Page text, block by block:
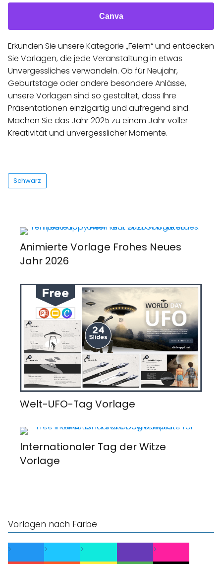
Canva
Erkunden Sie unsere Kategorie „Feiern“ und entdecken
Sie Vorlagen, die jede Veranstaltung in etwas
Unvergessliches verwandeln. Ob für Neujahr,
Geburtstage oder andere besondere Anlässe,
unsere Vorlagen sind so gestaltet, dass Ihre
Präsentationen einzigartig und aufregend sind.
Machen Sie das Jahr 2025 zu einem Jahr voller
Kreativität und unvergesslicher Momente.
Schwarz
Animierte Vorlage Frohes Neues
Jahr 2026
Welt-UFO-Tag Vorlage
Internationaler Tag der Witze
Vorlage
Vorlagen nach Farbe